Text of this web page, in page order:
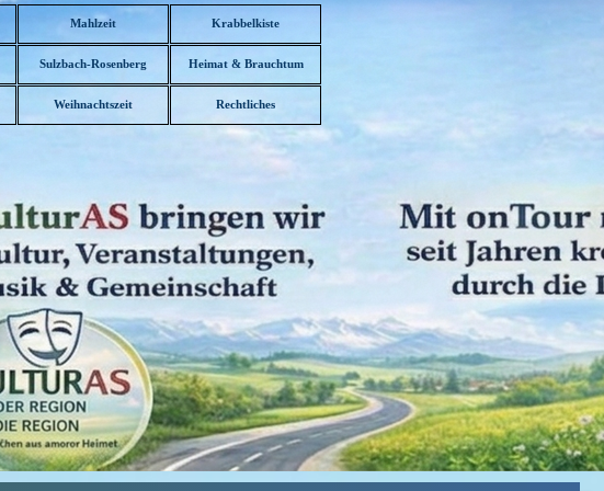
Mahlzeit Krabbelkiste
▼
Sulzbach-Rosenberg ▼
Heimat & Brauchtum
▼
Weihnachtszeit ▼
Rechtliches